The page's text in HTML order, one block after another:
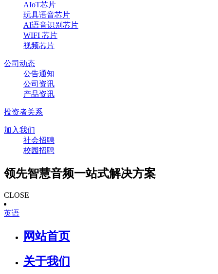
AIoT芯片
玩具语音芯片
AI语音识别芯片
WIFI 芯片
视频芯片
公司动态
公告通知
公司资讯
产品资讯
投资者关系
加入我们
社会招聘
校园招聘
领先智慧音频一站式解决方案
CLOSE
英语
网站首页
关于我们